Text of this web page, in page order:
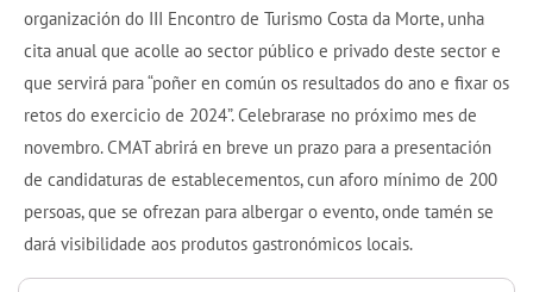
organización do III Encontro de Turismo Costa da Morte, unha
cita anual que acolle ao sector público e privado deste sector e
que servirá para “poñer en común os resultados do ano e fixar os
retos do exercicio de 2024”. Celebrarase no próximo mes de
novembro. CMAT abrirá en breve un prazo para a presentación
de candidaturas de establecementos, cun aforo mínimo de 200
persoas, que se ofrezan para albergar o evento, onde tamén se
dará visibilidade aos produtos gastronómicos locais.